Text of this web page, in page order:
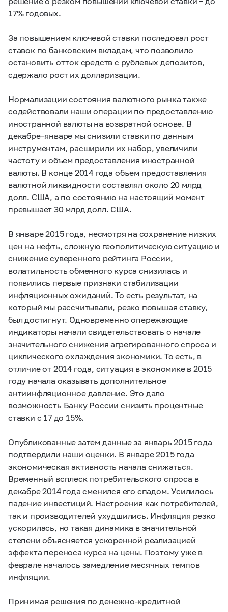
17% годовых.
За повышением ключевой ставки последовал рост
ставок по банковским вкладам, что позволило
остановить отток средств с рублевых депозитов,
сдержало рост их долларизации.
Нормализации состояния валютного рынка также
содействовали наши операции по предоставлению
иностранной валюты на возвратной основе. В
декабре–январе мы снизили ставки по данным
инструментам, расширили их набор, увеличили
частоту и объем предоставления иностранной
валюты. В конце 2014 года объем предоставления
валютной ликвидности составлял около 20 млрд
долл. США, а по состоянию на настоящий момент
превышает 30 млрд долл. США.
В январе 2015 года, несмотря на сохранение низких
цен на нефть, сложную геополитическую ситуацию и
снижение суверенного рейтинга России,
волатильность обменного курса снизилась и
появились первые признаки стабилизации
инфляционных ожиданий. То есть результат, на
который мы рассчитывали, резко повышая ставку,
был достигнут. Одновременно опережающие
индикаторы начали свидетельствовать о начале
значительного снижения агрегированного спроса и
циклического охлаждения экономики. То есть, в
отличие от 2014 года, ситуация в экономике в 2015
году начала оказывать дополнительное
антиинфляционное давление. Это дало
возможность Банку России снизить процентные
ставки с 17 до 15%.
Опубликованные затем данные за январь 2015 года
подтвердили наши оценки. В январе 2015 года
экономическая активность начала снижаться.
Временный всплеск потребительского спроса в
декабре 2014 года сменился его спадом. Усилилось
падение инвестиций. Настроения как потребителей,
так и производителей ухудшились. Инфляция резко
ускорилась, но такая динамика в значительной
степени объясняется ускоренной реализацией
эффекта переноса курса на цены. Поэтому уже в
феврале началось замедление месячных темпов
инфляции.
Принимая решения по денежно-кредитной